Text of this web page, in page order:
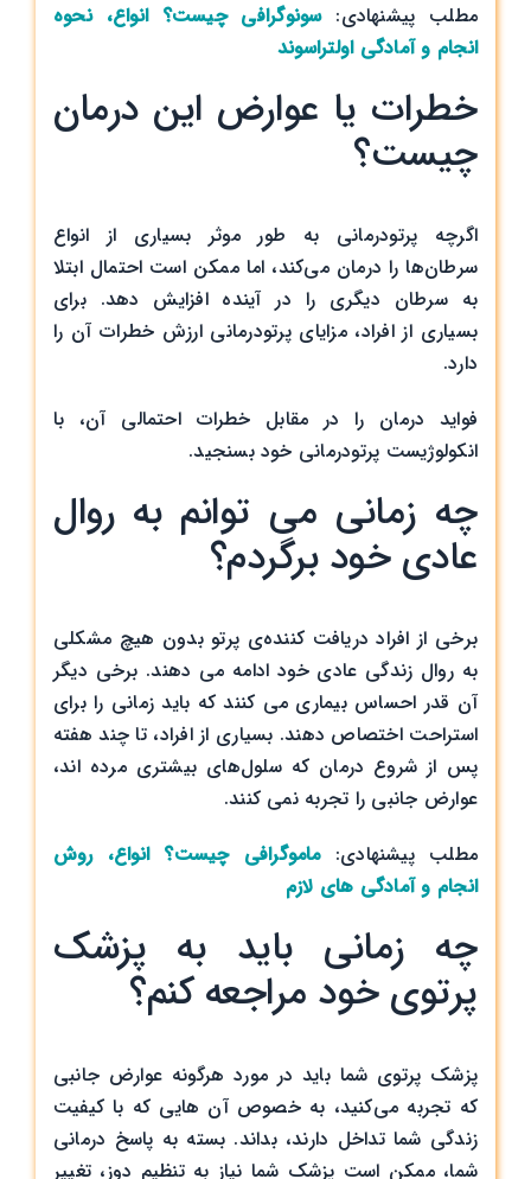
مطلب پیشنهادی:سونوگرافی چیست؟ انواع، نحوه
انجام و آمادگی اولتراسوند
خطرات یا عوارض این درمان
چیست؟
اگرچه پرتودرمانی به طور موثر بسیاری از انواع
سرطان‌ها را درمان می‌کند، اما ممکن است احتمال ابتلا
به سرطان دیگری را در آینده افزایش دهد. برای
بسیاری از افراد، مزایای پرتودرمانی ارزش خطرات آن را
دارد.
فواید درمان را در مقابل خطرات احتمالی آن، با
انکولوژیست پرتودرمانی خود بسنجید.
چه زمانی می توانم به روال
عادی خود برگردم؟
برخی از افراد دریافت کننده‌ی پرتو بدون هیچ مشکلی
به روال زندگی عادی خود ادامه می دهند. برخی دیگر
آن قدر احساس بیماری می کنند که باید زمانی را برای
استراحت اختصاص دهند. بسیاری از افراد، تا چند هفته
پس از شروع درمان که سلول‌های بیشتری مرده اند،
عوارض جانبی را تجربه نمی کنند.
مطلب پیشنهادی:ماموگرافی چیست؟ انواع، روش
انجام و آمادگی های لازم
چه زمانی باید به پزشک
پرتوی خود مراجعه کنم؟
پزشک پرتوی شما باید در مورد هرگونه عوارض جانبی
که تجربه می‌کنید، به خصوص آن هایی که با کیفیت
زندگی شما تداخل دارند، بداند. بسته به پاسخ درمانی
شما، ممکن است پزشک شما نیاز به تنظیم دوز، تغییر